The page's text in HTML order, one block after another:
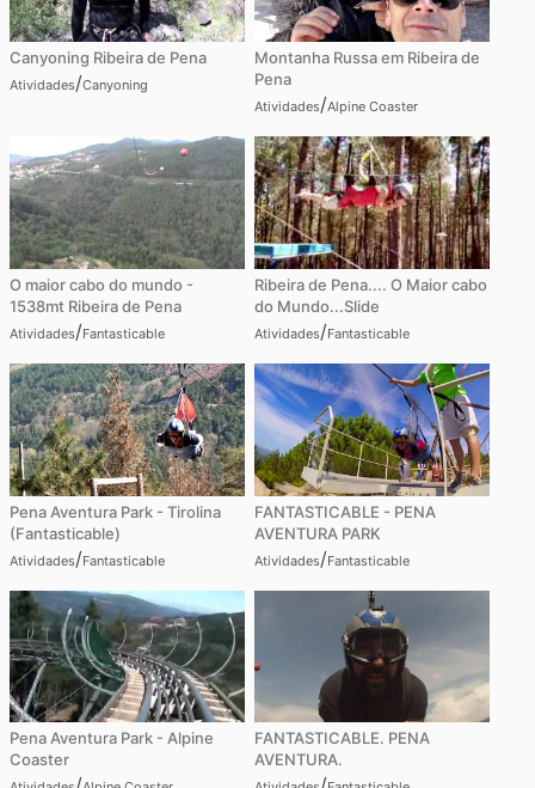
Canyoning Ribeira de Pena
Atividades/Canyoning
Montanha Russa em Ribeira de
Pena
Atividades/Alpine Coaster
O maior cabo do mundo -
1538mt Ribeira de Pena
Atividades/Fantasticable
Ribeira de Pena.... O Maior cabo
do Mundo...Slide
Atividades/Fantasticable
Pena Aventura Park - Tirolina
(Fantasticable)
Atividades/Fantasticable
FANTASTICABLE - PENA
AVENTURA PARK
Atividades/Fantasticable
Pena Aventura Park - Alpine
Coaster
FANTASTICABLE. PENA
AVENTURA.